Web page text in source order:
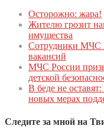
Осторожно: жара!
Жителю грозит
имущества
Сoтрудники МЧС
вакансий
МЧС России
детской
В беде не
новых мерах
Следите за мной на